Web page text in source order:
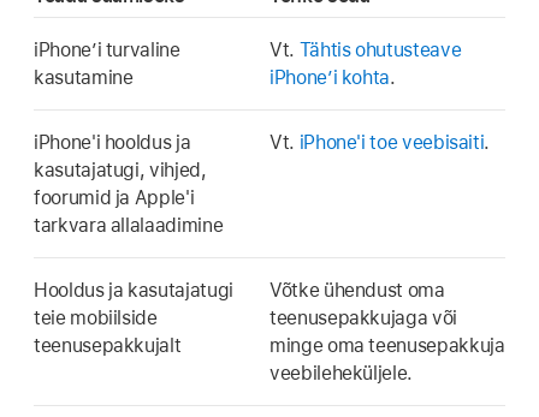
iPhone’i turvaline
kasutamine
Vt. Tähtis ohutusteave
iPhone’i kohta.
iPhone'i hooldus ja
kasutajatugi, vihjed,
foorumid ja Apple'i
tarkvara allalaadimine
Vt. iPhone'i toe veebisaiti.
Hooldus ja kasutajatugi
teie mobiilside
teenusepakkujalt
Võtke ühendust oma
teenusepakkujaga või
minge oma teenusepakkuja
veebileheküljele.